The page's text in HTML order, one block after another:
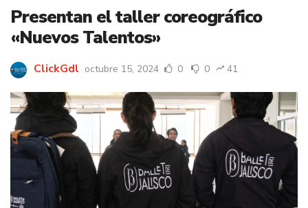
Presentan el taller coreográfico
«Nuevos Talentos»
ClickGdl octubre 15, 2024 0 0 41